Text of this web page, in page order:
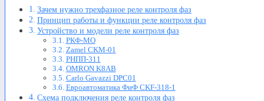
Зачем нужно трехфазное реле контроля фаз
Принцип работы и функции реле контроля фаз
Устройство и модели реле контроля фаз
РКФ-МО
Zamel CKM-01
РНПП-311
OMRON K8AB
Carlo Gavazzi DPC01
Евроавтоматика ФиФ CKF-318-1
Схема подключения реле контроля фаз